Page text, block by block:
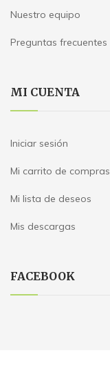
Nuestro equipo
Preguntas frecuentes
MI CUENTA
Iniciar sesión
Mi carrito de compras
Mi lista de deseos
Mis descargas
FACEBOOK